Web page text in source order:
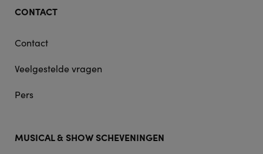
CONTACT
Contact
Veelgestelde vragen
Pers
MUSICAL & SHOW SCHEVENINGEN